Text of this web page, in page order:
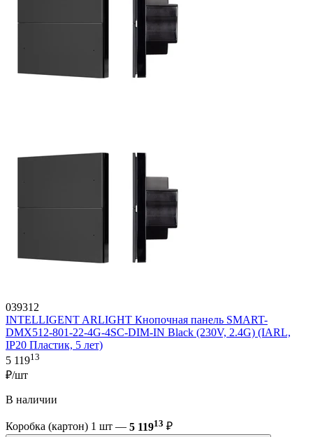
039312
INTELLIGENT ARLIGHT Кнопочная панель SMART-
DMX512-801-22-4G-4SC-DIM-IN Black (230V, 2.4G) (IARL,
IP20 Пластик, 5 лет)
5 11913
₽/шт
В наличии
Коробка (картон) 1 шт — 5 11913 ₽